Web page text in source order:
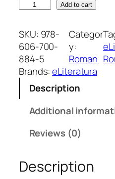
t
i
m
a
n
e
Add to cart
SKU: 978-
606-700-
884-5
Categor
y:
Roman
Brands:eLiteratura
Description
Additional
Reviews (0)
Description